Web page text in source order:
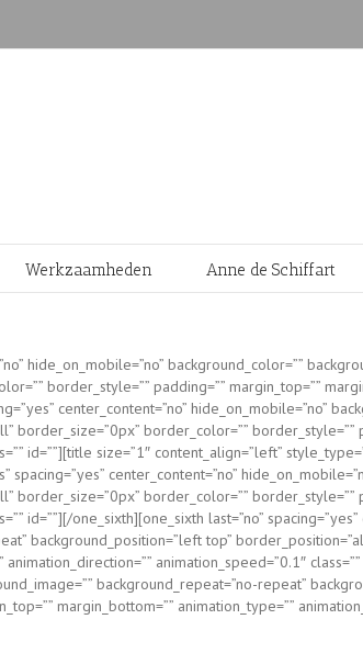
Werkzaamheden Anne de Schiffart
hide_on_mobile=”no” background_color=””
border_style=”” padding=”” margin_top=””
center_content=”no” hide_on_mobile=”no”
border_color=”” border_style=””
id=””][title size=”1″ content_align=”left”
center_content=”no”
border_color=”” border_style=””
id=””][/one_sixth][one_sixth last=”no”
background_position=”left top”
animation_speed=”0.1″
background_repeat=”no-repeat”
margin_bottom=”” animation_type=””